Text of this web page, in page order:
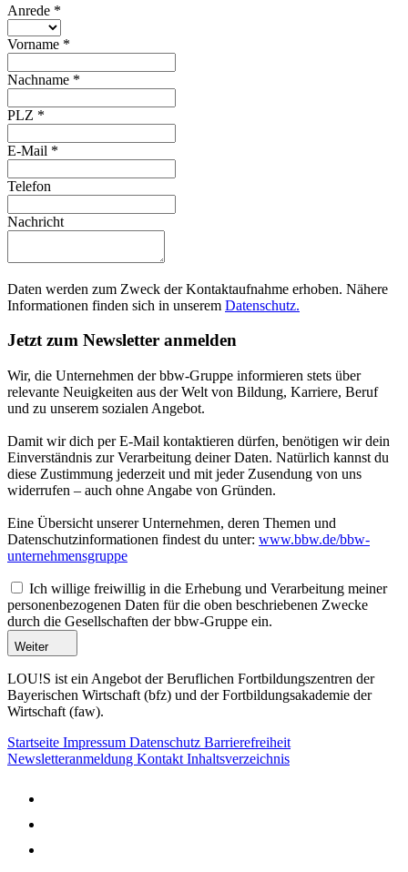
Anrede *
Vorname *
Nachname *
PLZ *
E-Mail *
Telefon
Nachricht
Daten werden zum Zweck der Kontaktaufnahme erhoben. Nähere
Informationen finden sich in unserem Datenschutz.
Jetzt zum Newsletter anmelden
Wir, die Unternehmen der bbw-Gruppe informieren stets über
relevante Neuigkeiten aus der Welt von Bildung, Karriere, Beruf
und zu unserem sozialen Angebot.
Damit wir dich per E-Mail kontaktieren dürfen, benötigen wir dein
Einverständnis zur Verarbeitung deiner Daten. Natürlich kannst du
diese Zustimmung jederzeit und mit jeder Zusendung von uns
widerrufen – auch ohne Angabe von Gründen.
Eine Übersicht unserer Unternehmen, deren Themen und
Datenschutzinformationen findest du unter: www.bbw.de/bbw-
unternehmensgruppe
Ich willige freiwillig in die Erhebung und Verarbeitung meiner
personenbezogenen Daten für die oben beschriebenen Zwecke
durch die Gesellschaften der bbw-Gruppe ein.
Weiter
LOU!S ist ein Angebot der Beruflichen Fortbildungszentren der
Bayerischen Wirtschaft (bfz) und der Fortbildungsakademie der
Wirtschaft (faw).
Startseite Impressum Datenschutz Barrierefreiheit
Newsletteranmeldung Kontakt Inhaltsverzeichnis